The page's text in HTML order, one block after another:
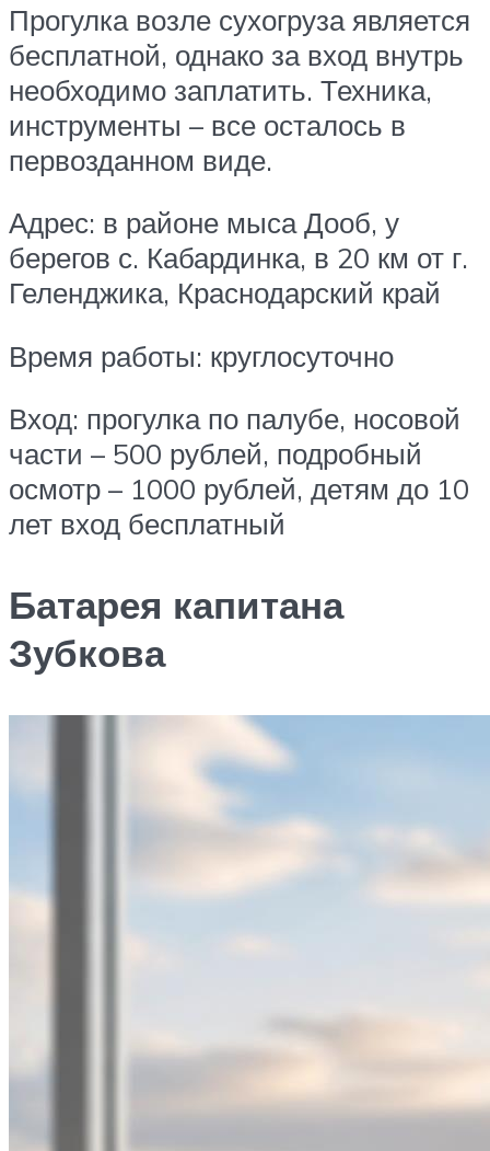
Прогулка возле сухогруза является
бесплатной, однако за вход внутрь
необходимо заплатить. Техника,
инструменты – все осталось в
первозданном виде.
Адрес: в районе мыса Дооб, у
берегов с. Кабардинка, в 20 км от г.
Геленджика, Краснодарский край
Время работы: круглосуточно
Вход: прогулка по палубе, носовой
части – 500 рублей, подробный
осмотр – 1000 рублей, детям до 10
лет вход бесплатный
Батарея капитана
Зубкова